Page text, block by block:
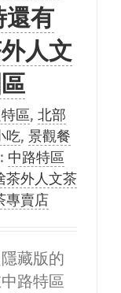
還有
人文
區, 北部
吃, 景觀餐
中路特區
茶外人文茶
專賣店
藏版的
路特區